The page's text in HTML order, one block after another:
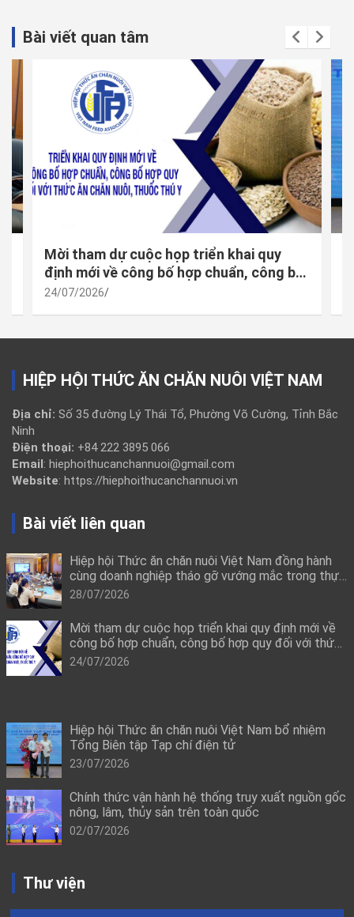
Bài viết quan tâm
Mời tham dự cuộc họp triển khai quy
định mới về công bố hợp chuẩn, công bố
hợp quy đối với thức ăn chăn nuôi, thuốc
24/07/2026
HIỆP HỘI THỨC ĂN CHĂN NUÔI VIỆT NAM
Địa chỉ: Số 35 đường Lý Thái Tổ, Phường Võ Cường, Tỉnh Bắc
Ninh
Điện thoại: +84 222 3895 066
Email: hiephoithucanchannuoi@gmail.com
Website: https://hiephoithucanchannuoi.vn
Bài viết liên quan
Hiệp hội Thức ăn chăn nuôi Việt Nam đồng hành
cùng doanh nghiệp tháo gỡ vướng mắc trong thực
thi quy định mới về công bố hợp quy
28/07/2026
Mời tham dự cuộc họp triển khai quy định mới về
công bố hợp chuẩn, công bố hợp quy đối với thức
ăn chăn nuôi, thuốc thú y
24/07/2026
Hiệp hội Thức ăn chăn nuôi Việt Nam bổ nhiệm
Tổng Biên tập Tạp chí điện tử
23/07/2026
Chính thức vận hành hệ thống truy xuất nguồn gốc
nông, lâm, thủy sản trên toàn quốc
02/07/2026
Thư viện